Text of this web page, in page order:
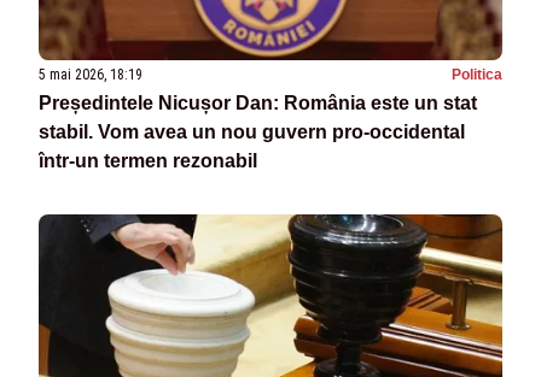
5 mai 2026, 18:19 Politica
Președintele Nicușor Dan: România este un stat
stabil. Vom avea un nou guvern pro-occidental
într-un termen rezonabil